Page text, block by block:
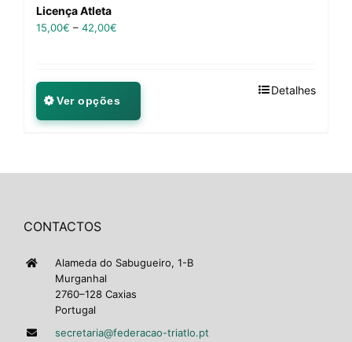
Licença Atleta
15,00€ – 42,00€
Ver opções
Detalhes
CONTACTOS
Alameda do Sabugueiro, 1-B
Murganhal
2760–128 Caxias
Portugal
secretaria@federacao-triatlo.pt